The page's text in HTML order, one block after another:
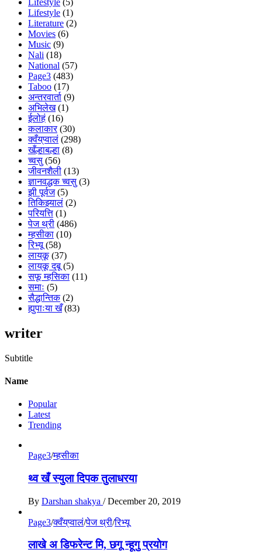
Lifestyle (5)
Lifestyle (1)
Literature (2)
Movies (6)
Music (9)
Nali (18)
National (57)
Page3 (483)
Taboo (17)
अन्तरवार्ता (9)
अभिलेख(1)
ईलोहं (16)
कलाकार(30)
क्वँय्‌प्वालं (298)
खँल्हाबल्हा (8)
च्वसु (56)
जीवनशैली (13)
ज्ञानवद्धक च्वसु (3)
झी पूर्वज(5)
तिकिझ्यालं (2)
परियत्ति (1)
पेज थ्री (486)
म्हसीका (10)
रिभ्यू (58)
लाय्‌कू(37)
लाय्‌कू दबू (5)
सफू म्हसिका (11)
समाः (5)
सैद्धान्तिक(2)
ह्युपाःया खँ(83)
writer
Subtitle
Name
Popular
Latest
Trending
Page3/म्हसीका
थ्व खँ स्युला दिपक तुलाधरया
By Darshan shakya / December 20, 2019
Page3/क्वँय्‌प्वालं/पेज थ्री/रिभ्यू
लाखे अ डिफरेन्ट मि, छगू न्हूगु प्रयाेग